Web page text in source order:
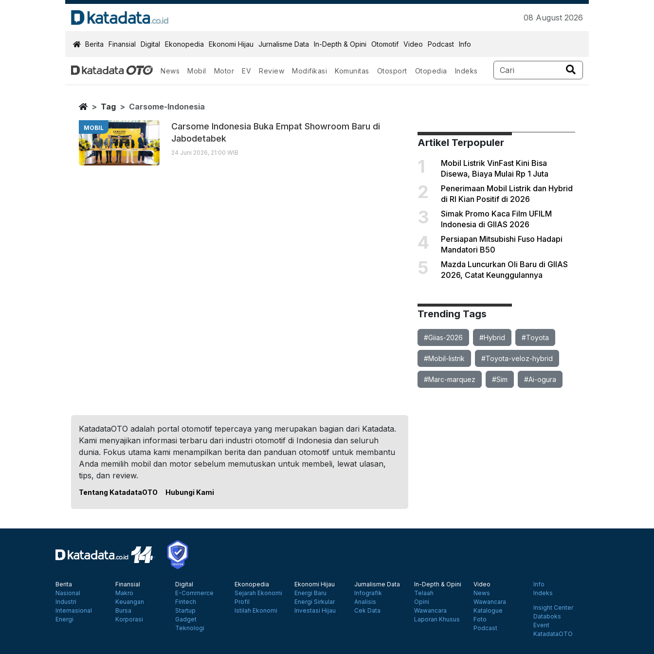
08 August 2026
KatadataOTO
Berita Finansial Digital Ekonopedia Ekonomi Hijau Jurnalisme Data In-Depth & Opini Otomotif Video Podcast Info
News Mobil Motor EV Review Modifikasi Komunitas Otosport Otopedia Indeks
Carsome Indonesia
Berita Terbaru
Home
Tag Carsome-Indonesia
MOBIL
Carsome Indonesia Buka Empat Showroom Baru di
Jabodetabek
24 Juni 2026, 21:00 WIB
Artikel Terpopuler
1
Mobil Listrik VinFast Kini Bisa
Disewa, Biaya Mulai Rp 1 Juta
2
Penerimaan Mobil Listrik dan Hybrid
di RI Kian Positif di 2026
3
Simak Promo Kaca Film UFILM
Indonesia di GIIAS 2026
4
Persiapan Mitsubishi Fuso Hadapi
Mandatori B50
5
Mazda Luncurkan Oli Baru di GIIAS
2026, Catat Keunggulannya
Trending Tags
#Giias-2026 #Hybrid #Toyota
#Mobil-listrik #Toyota-veloz-hybrid
#Marc-marquez #Sim #Ai-ogura
KatadataOTO adalah portal otomotif tepercaya yang merupakan bagian dari Katadata.
Kami menyajikan informasi terbaru dari industri otomotif di Indonesia dan seluruh
dunia. Fokus utama kami menampilkan berita dan panduan otomotif untuk membantu
Anda memilih mobil dan motor sebelum memutuskan untuk membeli, lewat ulasan,
tips, dan review.
Tentang KatadataOTO Hubungi Kami
Berita
Nasional
Industri
Internasional
Energi
Finansial
Makro
Keuangan
Bursa
Korporasi
Digital
E-Commerce
Fintech
Startup
Gadget
Teknologi
Ekonopedia
Sejarah Ekonomi
Profil
Istilah Ekonomi
Ekonomi Hijau
Energi Baru
Energi Sirkular
Investasi Hijau
Jurnalisme Data
Infografik
Analisis
Cek Data
In-Depth & Opini
Telaah
Opini
Wawancara
Laporan Khusus
Video
News
Wawancara
Katalogue
Foto
Podcast
Info
Indeks
Insight Center
Databoks
Event
KatadataOTO